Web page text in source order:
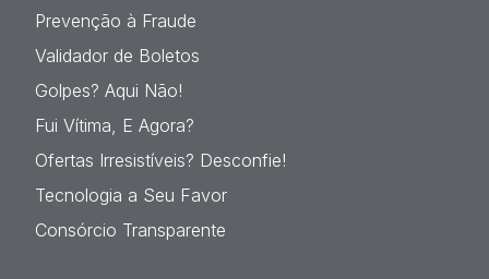
Prevenção à Fraude
Validador de Boletos
Golpes? Aqui Não!
Fui Vítima, E Agora?
Ofertas Irresistíveis? Desconfie!
Tecnologia a Seu Favor
Consórcio Transparente